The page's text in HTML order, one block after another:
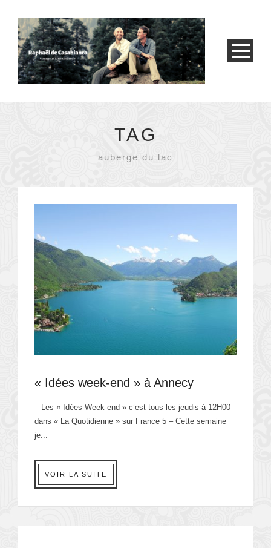
TAG
auberge du lac
« Idées week-end » à Annecy
– Les « Idées Week-end » c’est tous les jeudis à 12H00
dans « La Quotidienne » sur France 5 – Cette semaine
je...
VOIR LA SUITE